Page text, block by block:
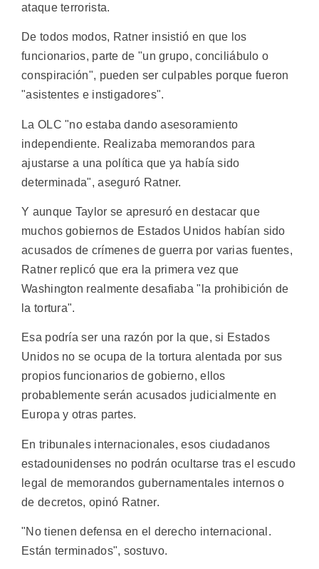
ataque terrorista.
De todos modos, Ratner insistió en que los
funcionarios, parte de "un grupo, conciliábulo o
conspiración", pueden ser culpables porque fueron
"asistentes e instigadores".
La OLC "no estaba dando asesoramiento
independiente. Realizaba memorandos para
ajustarse a una política que ya había sido
determinada", aseguró Ratner.
Y aunque Taylor se apresuró en destacar que
muchos gobiernos de Estados Unidos habían sido
acusados de crímenes de guerra por varias fuentes,
Ratner replicó que era la primera vez que
Washington realmente desafiaba "la prohibición de
la tortura".
Esa podría ser una razón por la que, si Estados
Unidos no se ocupa de la tortura alentada por sus
propios funcionarios de gobierno, ellos
probablemente serán acusados judicialmente en
Europa y otras partes.
En tribunales internacionales, esos ciudadanos
estadounidenses no podrán ocultarse tras el escudo
legal de memorandos gubernamentales internos o
de decretos, opinó Ratner.
"No tienen defensa en el derecho internacional.
Están terminados", sostuvo.